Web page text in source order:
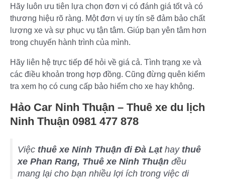
Hãy luôn ưu tiên lựa chọn đơn vị có đánh giá tốt và có
thương hiệu rõ ràng. Một đơn vị uy tín sẽ đảm bảo chất
lượng xe và sự phục vụ tận tâm. Giúp bạn yên tâm hơn
trong chuyến hành trình của mình.
Hãy liên hệ trực tiếp để hỏi về giá cả. Tình trạng xe và
các điều khoản trong hợp đồng. Cũng đừng quên kiểm
tra xem họ có cung cấp bảo hiểm cho xe hay không.
Hảo Car Ninh Thuận – Thuê xe du lịch
Ninh Thuận 0981 477 878
Việc thuê xe Ninh Thuận đi Đà Lạthay thuê
xe Phan Rang, Thuê xe Ninh Thuận đều
mang lại cho bạn nhiều lợi ích trong việc di